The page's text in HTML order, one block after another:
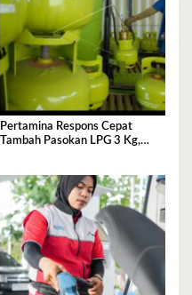
Pertamina Respons Cepat
Tambah Pasokan LPG 3 Kg,